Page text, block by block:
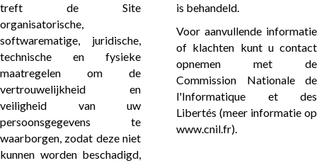
treft de Site
organisatorische,
softwarematige, juridische,
technische en fysieke
maatregelen om de
vertrouwelijkheid en
veiligheid van uw
persoonsgegevens te
waarborgen, zodat deze niet
kunnen worden beschadigd,
is behandeld.
Voor aanvullende informatie
of klachten kunt u contact
opnemen met de
Commission Nationale de
l'Informatique et des
Libertés (meer informatie op
www.cnil.fr).